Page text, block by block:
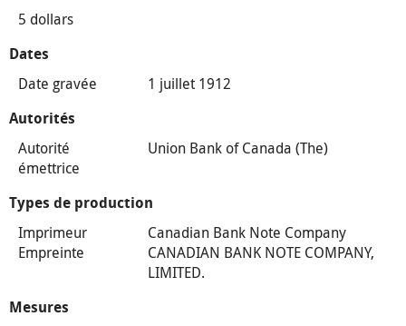
5 dollars
Dates
Date gravée 1 juillet 1912
Autorités
Autorité
émettrice
Union Bank of Canada (The)
Types de production
Imprimeur
Canadian Bank Note Company
Empreinte
CANADIAN BANK NOTE COMPANY,
LIMITED.
Mesures